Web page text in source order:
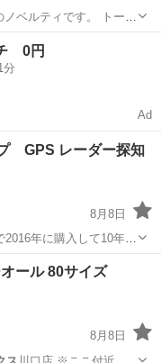
ノベルティです。 トート
ウォータージャグ
0円
分
Ad
GPS レーダー探知
8月8日
2016年に購入して10年使
ール 80サイズ
8月8日